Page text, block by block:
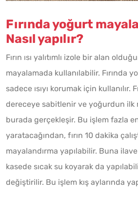
Fırında yoğurt
Nasıl yapılır?
Fırın ısı yalıtımlı izole bir alan
mayalamada kullanılabilir. Fırında
sadece ısıyı korumak için kullanılır.
dereceye sabitlenir ve yoğurdun ilk
burada gerçekleşir. Bu işlem fazla
yaratacağından, fırın 10 dakika
mayalandırma yapılabilir. Buna
kasede sıcak su koyarak da
değiştirilir. Bu işlem kış aylarında